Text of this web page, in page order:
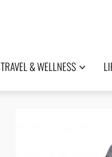
TRAVEL & WELLNESS